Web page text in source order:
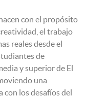
con el propósito
el trabajo
reales desde el
de
y superior de El
una
con los desafíos del